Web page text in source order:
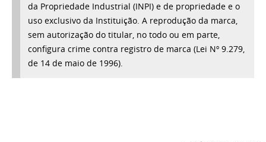
da Propriedade Industrial (INPI) e de propriedade e o
uso exclusivo da Instituição. A reprodução da marca,
sem autorização do titular, no todo ou em parte,
configura crime contra registro de marca (Lei Nº 9.279,
de 14 de maio de 1996).